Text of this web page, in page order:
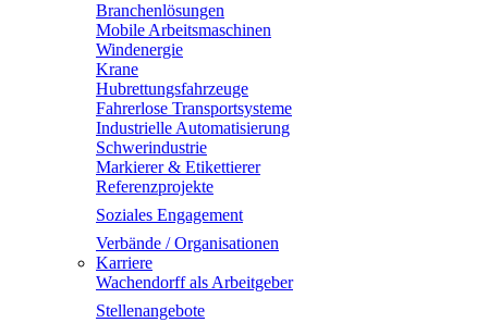
Branchenlösungen
Mobile Arbeitsmaschinen
Windenergie
Krane
Hubrettungsfahrzeuge
Fahrerlose Transportsysteme
Industrielle Automatisierung
Schwerindustrie
Markierer & Etikettierer
Referenzprojekte
Soziales Engagement
Verbände / Organisationen
Karriere
Wachendorff als Arbeitgeber
Stellenangebote